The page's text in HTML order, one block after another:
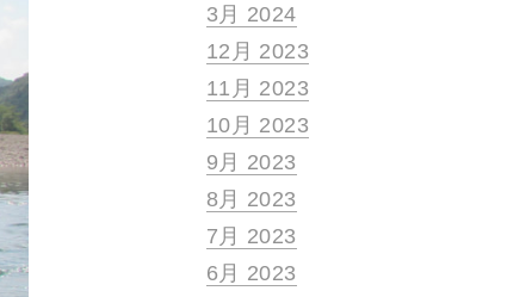
3月 2024
12月 2023
11月 2023
10月 2023
9月 2023
8月 2023
7月 2023
6月 2023